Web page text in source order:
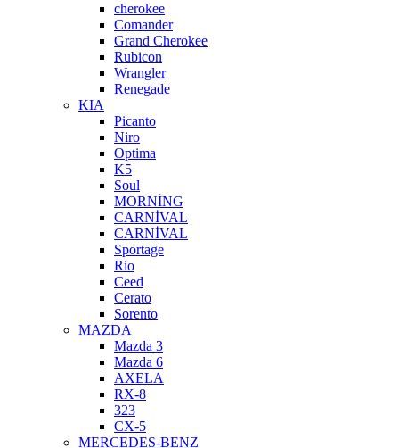
cherokee
Comander
Grand Cherokee
Rubicon
Wrangler
Renegade
KIA
Picanto
Niro
Optima
K5
Soul
MORNİNG
CARNİVAL
CARNİVAL
Sportage
Rio
Ceed
Cerato
Sorento
MAZDA
Mazda 3
Mazda 6
AXELA
RX-8
323
CX-5
MERCEDES-BENZ